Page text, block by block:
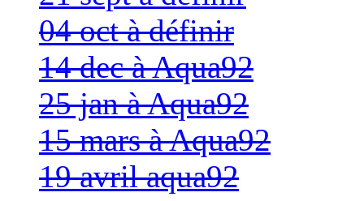
04 oct à définir
14 dec à Aqua92
25 jan à Aqua92
15 mars à Aqua92
19 avril aqua92